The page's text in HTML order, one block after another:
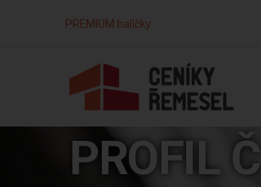
PREMIUM balíčky
PROFIL